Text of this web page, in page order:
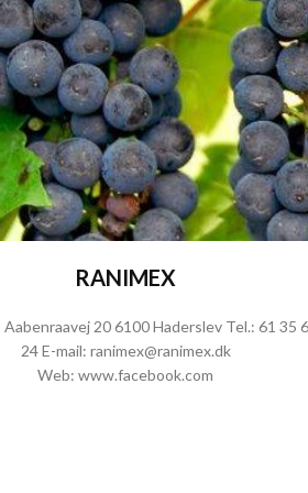
RANIMEX
20 6100 Haderslev Tel.: 61 35
24E-mail: ranimex@ranimex.dk
Web: www.facebook.com